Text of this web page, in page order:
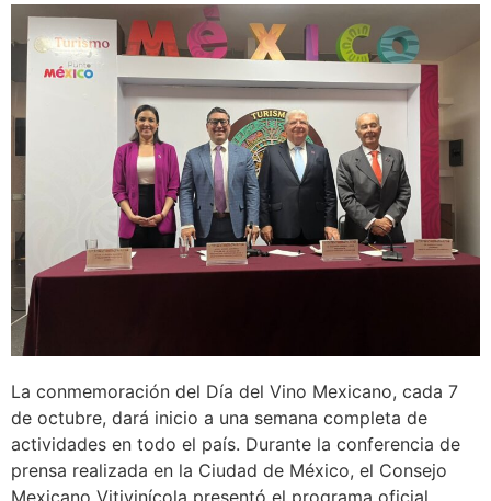
La conmemoración del Día del Vino Mexicano, cada 7
de octubre, dará inicio a una semana completa de
actividades en todo el país. Durante la conferencia de
prensa realizada en la Ciudad de México, el Consejo
Mexicano Vitivinícola presentó el programa oficial,